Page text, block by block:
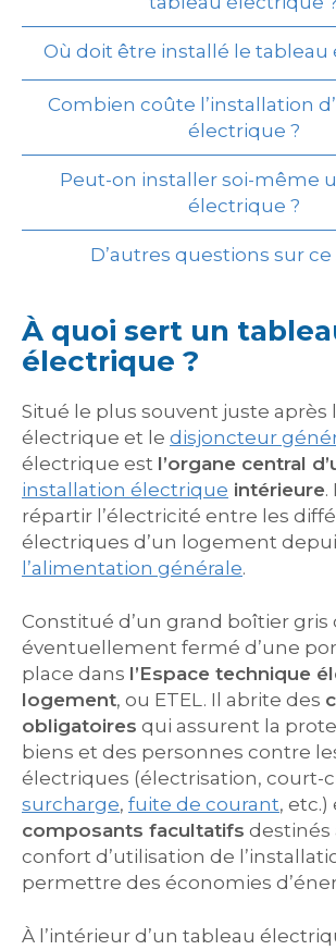
Où doit être installé le tableau
Combien coûte l’installation
électrique ?
Peut-on installer soi-même
électrique ?
D’autres questions sur ce
À quoi sert un
électrique ?
Situé le plus souvent juste
électrique et le disjoncteur
électrique est l’organe central
installation électrique intérieure.
répartir l’électricité entre les
électriques d’un logement
l’alimentation générale.
Constitué d’un grand boîtier gris
éventuellement fermé d’une
place dans l’Espace technique
logement, ou ETEL. Il abrite des
obligatoires qui assurent la
biens et des personnes contre
électriques (électrisation, court-
surcharge, fuite de courant, etc.)
composants facultatifs destinés
confort d’utilisation de
permettre des économies
À l’intérieur d’un tableau